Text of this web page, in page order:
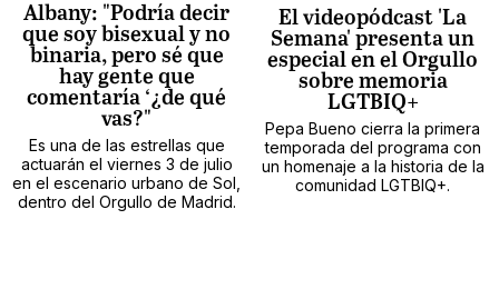
Albany: "Podría decir
que soy bisexual y no
binaria, pero sé que
hay gente que
comentaría ‘¿de qué
vas?"
Es una de las estrellas que
actuarán el viernes 3 de julio
en el escenario urbano de Sol,
dentro del Orgullo de Madrid.
El videopódcast 'La
Semana' presenta un
especial en el Orgullo
sobre memoria
LGTBIQ+
Pepa Bueno cierra la primera
temporada del programa con
un homenaje a la historia de la
comunidad LGTBIQ+.